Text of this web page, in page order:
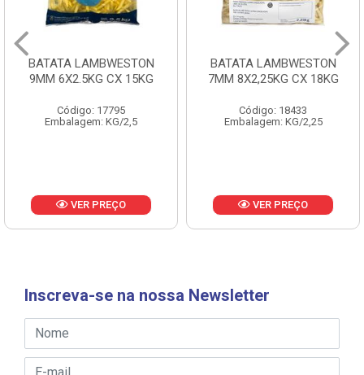
BATATA LAMBWESTON
9MM 6X2.5KG CX 15KG
Código: 17795
Embalagem: KG/2,5
VER PREÇO
BATATA LAMBWESTON
7MM 8X2,25KG CX 18KG
Código: 18433
Embalagem: KG/2,25
VER PREÇO
Inscreva-se na nossa Newsletter